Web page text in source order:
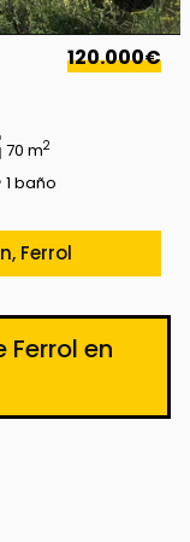
120.000€
70 m2
1 baño
Ferrol
en